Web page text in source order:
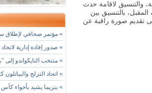
» مؤتمر صحافي لإطلاق
» صدور إفادة إدارية
» منتخب التايكواندو إلى
» اتحاد التزلج
» بنزيما يشيد بأجواء كأس
والتنسيق لاقامة حدث
بالتنسيق بين
تقديم صورة راقية عن